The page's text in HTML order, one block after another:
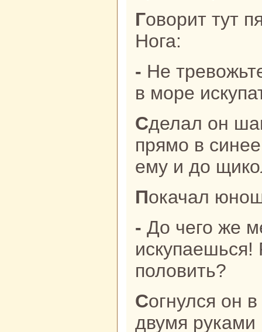
Говорит тут пятый бpaт, Длиннaя
Нога:
- Не тревожьтесь, давно поpa мне
в море
Сделал он шаг, сделал другой,
прямо в
ему и до
Покачал
- До чего же мелкo, и не
половить?
Согнулся он в три погибели, стал
двумя